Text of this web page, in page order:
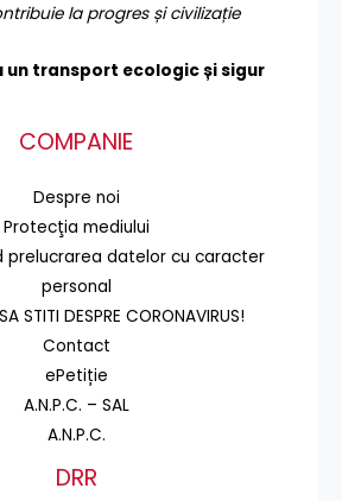
la progres și civilizație
un transport ecologic și sigur
COMPANIE
Despre noi
Protecţia mediului
prelucrarea datelor cu caracter
personal
STITI DESPRE CORONAVIRUS!
Contact
ePetiție
A.N.P.C. – SAL
A.N.P.C.
DRR